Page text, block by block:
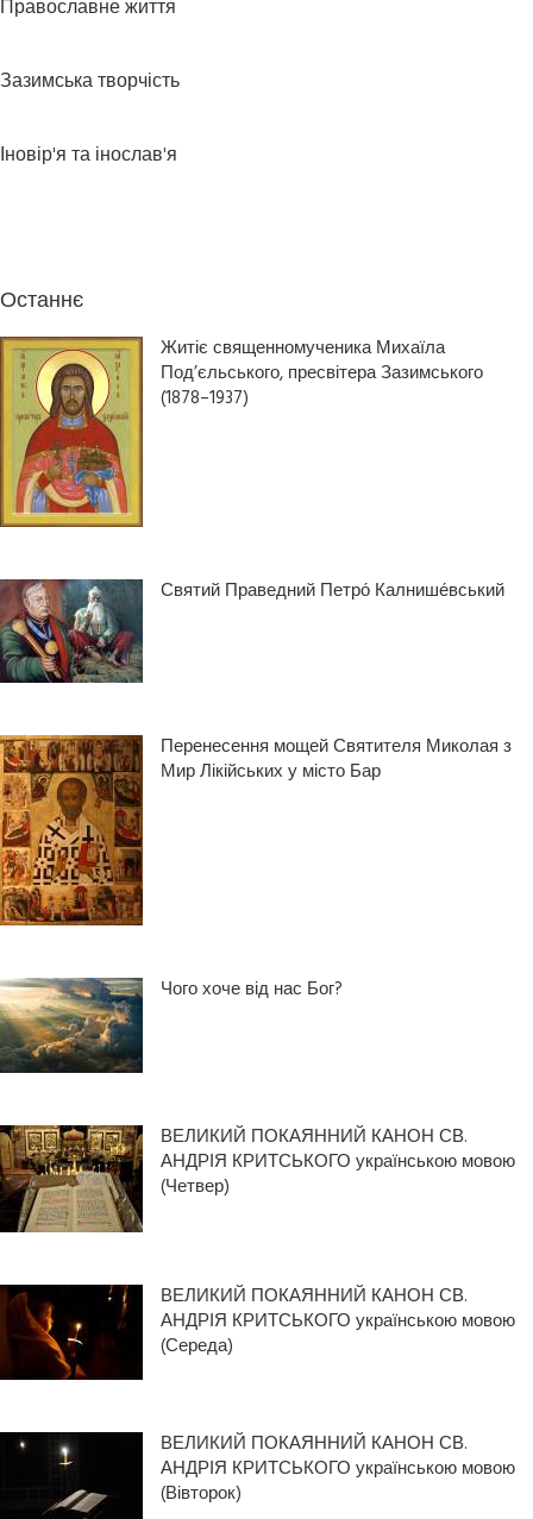
Православне життя
Зазимська творчість
Іновір'я та інослав'я
Останнє
Житіє священномученика Михаїла
Под’єльського, пресвітера Зазимського
(1878–1937)
Святий Праведний Петро́ Калнише́вський
Перенесення мощей Святителя Миколая з
Мир Лікійських у місто Бар
Чого хоче від нас Бог?
ВЕЛИКИЙ ПОКАЯННИЙ КАНОН СВ.
АНДРІЯ КРИТСЬКОГО українською мовою
(Четвер)
ВЕЛИКИЙ ПОКАЯННИЙ КАНОН СВ.
АНДРІЯ КРИТСЬКОГО українською мовою
(Середа)
ВЕЛИКИЙ ПОКАЯННИЙ КАНОН СВ.
АНДРІЯ КРИТСЬКОГО українською мовою
(Вівторок)